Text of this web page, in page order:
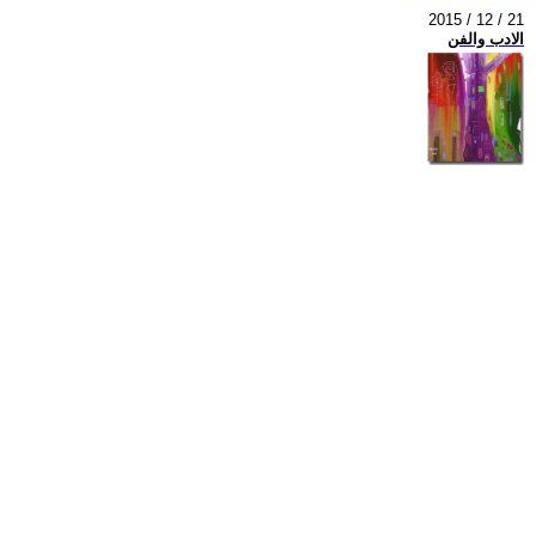
2015 / 12 / 21
الادب والفن